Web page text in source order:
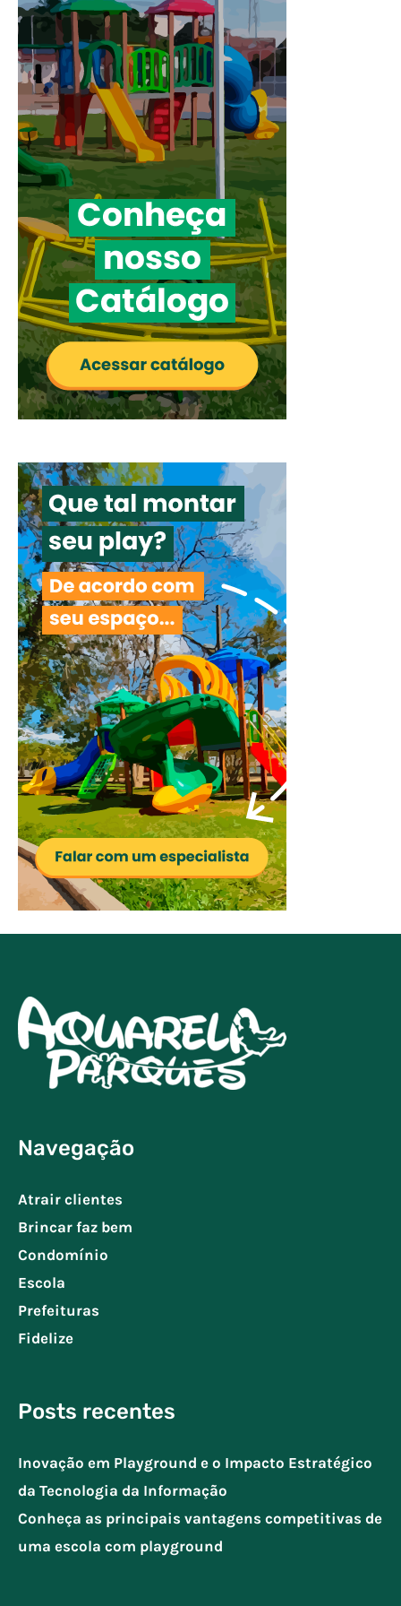
Navegação
Atrair clientes
Brincar faz bem
Condomínio
Escola
Prefeituras
Fidelize
Posts recentes
Inovação em Playground e o Impacto Estratégico
da Tecnologia da Informação
Conheça as principais vantagens competitivas de
uma escola com playground